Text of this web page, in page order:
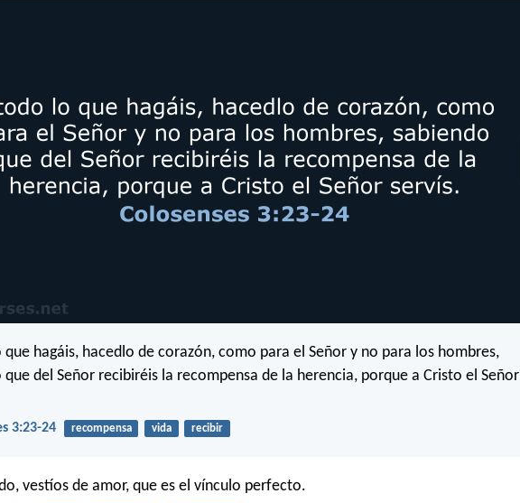
hagáis, hacedlo de corazón, como para el Señor y no para los hombres,
que del Señor recibiréis la recompensa de la herencia, porque a Cristo el Señor
3:23-24 recompensa vida recibir
vestíos de amor, que es el vínculo perfecto.